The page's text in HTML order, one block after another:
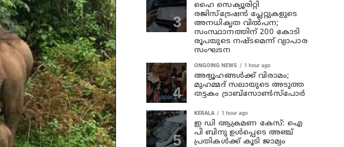
ഹൈ സെക്യൂരിറ്റി
രജിസ്‌ട്രേഷന്‍ പ്ലേറ്റുകളുടെ
അനധികൃത വില്‍പന;
സംസ്ഥാനത്തിന് 200 കോടി
രൂപയുടെ നഷ്ടമെന്ന് വ്യാപാര
സംഘടന
ONGOING NEWS 1 hour ago
അഭ്യൂഹങ്ങള്‍ക്ക് വിരാമം;
മുഹമ്മദ് സലായുടെ അടുത്ത
തട്ടകം ട്രാബ്സോണ്‍സ്പോര്‍
KERALA 1 hour ago
ഇ ഡി ആക്രമണ കേസ്: ഐ
പി ബിനു ഉള്‍പ്പെടെ അഞ്ച്
പ്രതികള്‍ക്ക് കൂടി ജാമ്യം